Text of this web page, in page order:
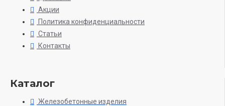
Акции
Политика конфиденциальности
Статьи
Контакты
Каталог
Железобетонные изделия